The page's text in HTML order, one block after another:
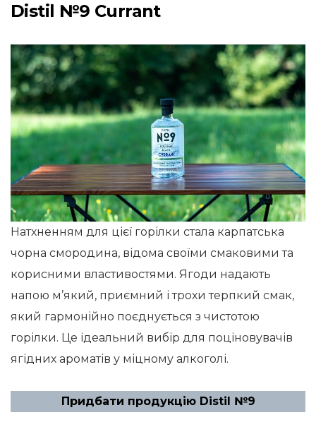
Distil №9 Currant
Натхненням для цієї горілки стала карпатська
чорна смородина, відома своїми смаковими та
корисними властивостями. Ягоди надають
напою м’який, приємний і трохи терпкий смак,
який гармонійно поєднується з чистотою
горілки. Це ідеальний вибір для поціновувачів
ягідних ароматів у міцному алкоголі.
Придбати продукцію Distil №9